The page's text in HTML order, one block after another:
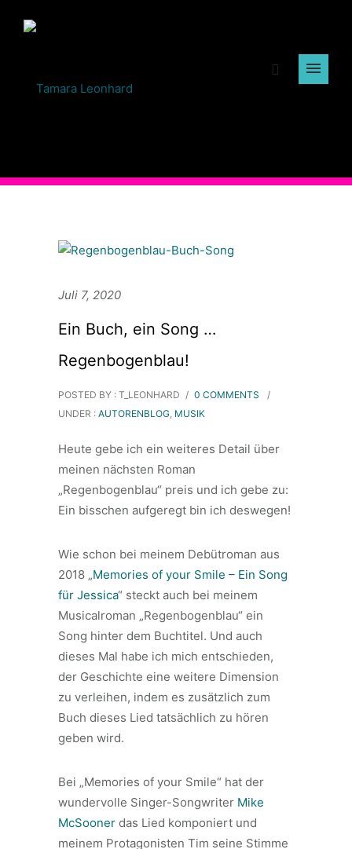
Juli 7, 2020
Ein Buch, ein Song …
Regenbogenblau!
POSTED BY : T_LEONHARD / 0 COMMENTS
/
UNDER : AUTORENBLOG, MUSIK
Heute gebe ich ein weiteres Detail über
meinen nächsten Roman
„Regenbogenblau“ preis und ich gebe zu:
Ein bisschen aufgeregt bin ich deswegen!
Wie schon bei meinem Debütroman aus
2018 „Memories of your Smile – Ein Song
für Jessica“ steckt auch bei meinem
Musicalroman „Regenbogenblau“ ein
Song hinter dem Buchtitel. Und auch
dieses Mal habe ich mich entschieden,
der Geschichte eine weitere Dimension
zu verleihen, indem es zusätzlich zum
Buch dieses Lied tatsächlich zu hören
geben wird.
Bei „Memories of your Smile“ hat der
wundervolle Singer-Songwriter Mike
McSooner das Lied komponiert und
meinem Protagonisten Tim seine Stimme